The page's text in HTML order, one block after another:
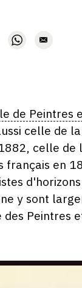
de Peintres
celle de
celle
français en
y sont
des Peintres